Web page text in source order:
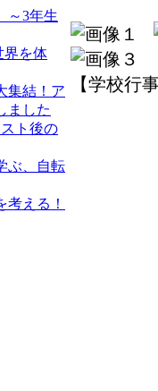
～3年生
界を体
集結！ア
ました
ト後の
ぶ、自転
考える！
【学校行